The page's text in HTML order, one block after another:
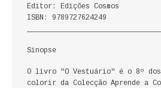
HISTÓRIA
HISTÓRIA DE PORTUGAL
PRÉ-HISTÓRIA
Editor: Edições Cosmos
ISBN: 9789727624249
Sinopse
O livro "O Vestuário" é o 8º
colorir da Colecção Aprende a